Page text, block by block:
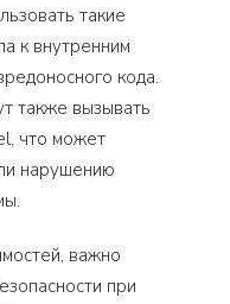
такие
к внутренним
кода.
также вызывать
что может
нарушению
важно
при